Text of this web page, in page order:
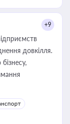
+9
довкілля.